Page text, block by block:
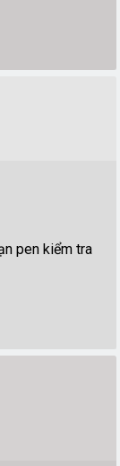
pen kiểm tra